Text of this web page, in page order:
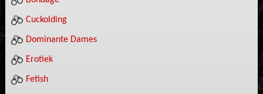
Cuckolding
Dominante Dames
Erotiek
Fetish